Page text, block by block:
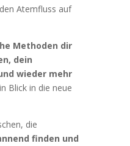
Atemfluss auf
Methoden dir
dein
wieder mehr
Blick in die neue
die
finden und